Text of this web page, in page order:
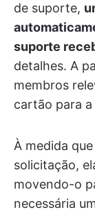
de suporte,
suporte
detalhes. A
membros
cartão para a
À medida
solicitação,
movendo-o
necessária